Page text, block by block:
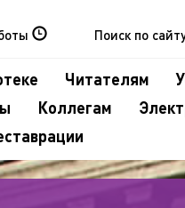
Читателям
Коллегам